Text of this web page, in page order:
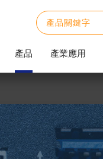
產品 產業應用